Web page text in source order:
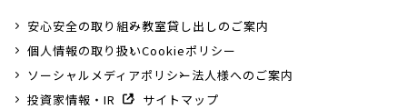
安心安全の取り組み教室貸し出しのご案内
個人情報の取り扱いCookieポリシー
ソーシャルメディアポリシー法人様へのご案内
投資家情報・IR
サイトマップ